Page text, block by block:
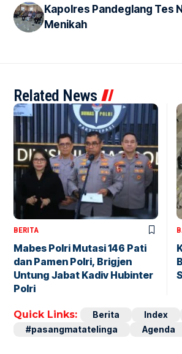
Kapolres Pandeglang Tes
Menikah
Related News
BERITA
Mabes Polri Mutasi 146 Pati
dan Pamen Polri, Brigjen
Untung Jabat Kadiv Hubinter
Polri
Quick Links: Berita Index
#pasangmatatelinga
Agenda